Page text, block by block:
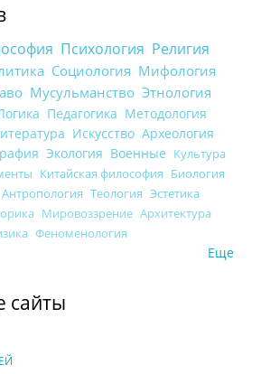
Психология Религия
Социология Мифология
Мусульманство Этнология
Педагогика Методология
Искусство Археология
Экология Военные Культура
Китайская философия Биология
Антропология Теология Эстетика
Мировоззрение Архитектура
Феноменология
Еще
сайты